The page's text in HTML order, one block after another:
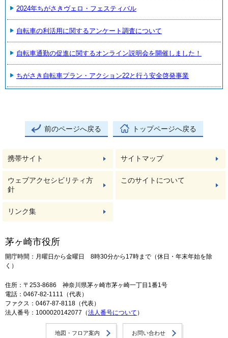
2024年ちがさきヴェロ・フェスティバル
自転車の利活用に関するアンケート調査について
自転車通勤の促進に関するオンライン説明会を開催しました！
ちがさき自転車プラン・アクション22と行う安全啓発事業
前のページへ戻る トップページへ戻る
携帯サイト サイトマップ
ウェブアクセシビリティ方
針
このサイトについて
リンク集
茅ヶ崎市役所
開庁時間：月曜日から金曜日 8時30分から17時まで（休日・年末年始を除
く）
住所：〒253-8686 神奈川県茅ヶ崎市茅ヶ崎一丁目1番1号
電話：0467-82-1111（代表）
ファクス：0467-87-8118（代表）
法人番号：1000020142077（法人番号について ）
地図・フロア案内 お問い合わせ